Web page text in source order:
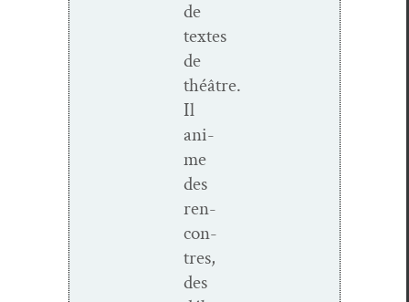
de
textes
de
théâtre.
Il
ani­
me
des
ren­
con­
tres,
des